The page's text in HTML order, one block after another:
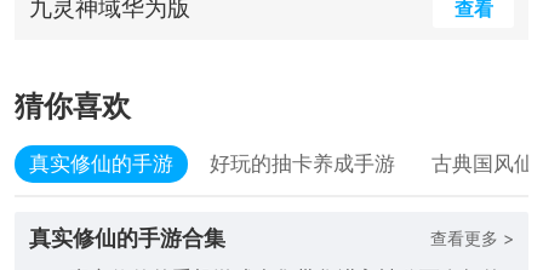
九灵神域华为版 查看
猜你喜欢
真实修仙的手游 好玩的抽卡养成手游 古典国风仙
真实修仙的手游合集 查看更多 >